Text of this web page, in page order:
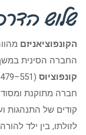
שלוש
הקונפוציאניזם
החברה הסינית
קונפוציוס
חברה מתוקנת
קודים של התנהגות
לזולתו, בין ילד